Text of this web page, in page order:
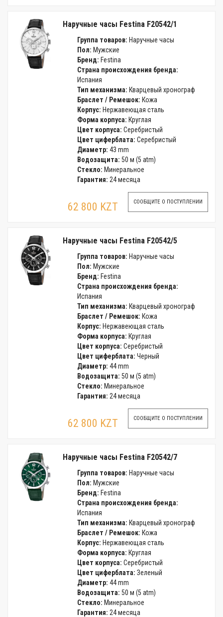
Наручные часы Festina F20542/1
Группа товаров: Наручные часы
Пол: Мужские
Бренд: Festina
Страна происхождения бренда:
Испания
Тип механизма: Кварцевый хронограф
Браслет / Ремешок: Кожа
Корпус: Нержавеющая сталь
Форма корпуса: Круглая
Цвет корпуса: Серебристый
Цвет циферблата: Серебристый
Диаметр: 43 mm
Водозащита: 50 м (5 atm)
Стекло: Минеральное
Гарантия: 24 месяца
62 800 KZT СООБЩИТЕ О ПОСТУПЛЕНИИ
Наручные часы Festina F20542/5
Группа товаров: Наручные часы
Пол: Мужские
Бренд: Festina
Страна происхождения бренда:
Испания
Тип механизма: Кварцевый хронограф
Браслет / Ремешок: Кожа
Корпус: Нержавеющая сталь
Форма корпуса: Круглая
Цвет корпуса: Серебристый
Цвет циферблата: Черный
Диаметр: 44 mm
Водозащита: 50 м (5 atm)
Стекло: Минеральное
Гарантия: 24 месяца
62 800 KZT СООБЩИТЕ О ПОСТУПЛЕНИИ
Наручные часы Festina F20542/7
Группа товаров: Наручные часы
Пол: Мужские
Бренд: Festina
Страна происхождения бренда:
Испания
Тип механизма: Кварцевый хронограф
Браслет / Ремешок: Кожа
Корпус: Нержавеющая сталь
Форма корпуса: Круглая
Цвет корпуса: Серебристый
Цвет циферблата: Зеленый
Диаметр: 44 mm
Водозащита: 50 м (5 atm)
Стекло: Минеральное
Гарантия: 24 месяца